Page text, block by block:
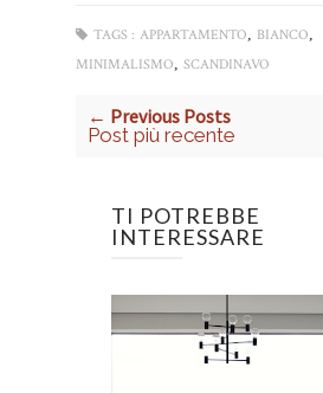
TAGS : APPARTAMENTO, BIANCO,
MINIMALISMO, SCANDINAVO
← Previous Posts
Post più recente
TI POTREBBE
INTERESSARE